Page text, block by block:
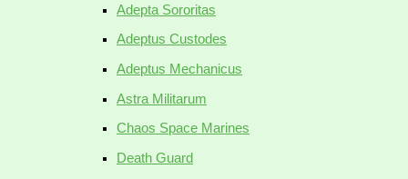
Adepta Sororitas
Adeptus Custodes
Adeptus Mechanicus
Astra Militarum
Chaos Space Marines
Death Guard